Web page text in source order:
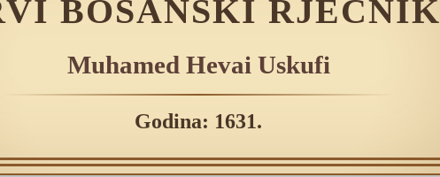
BOSANSKI RJEČNIK
Muhamed Hevai Uskufi
Godina: 1631.